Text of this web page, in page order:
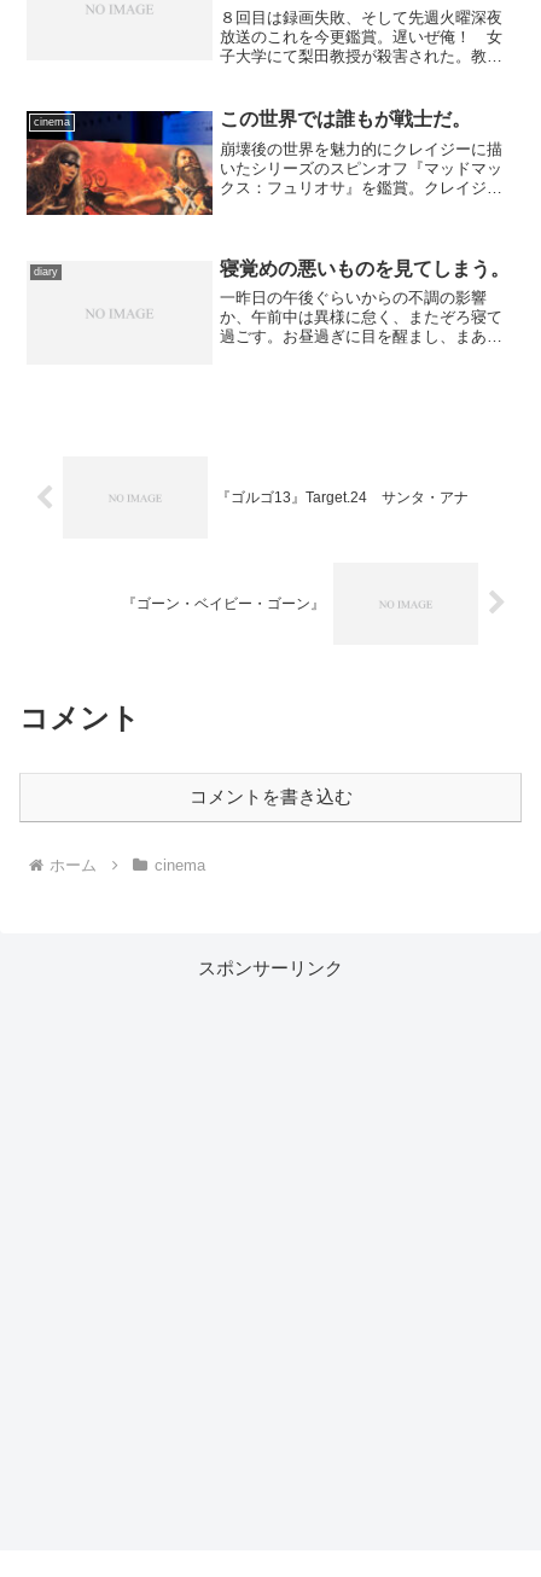
８回目は録画失敗、そして先週火曜深夜
放送のこれを今更鑑賞。遅いぜ俺！ 女
子大学にて梨田教授が殺害された。教え
舞(堀北真希)らが駆けつけるが、現場に遺
体はなく、発見された...
cinema この世界では誰もが戦士だ。
崩壊後の世界を魅力的にクレイジーに描
いたシリーズのスピンオフ『マッドマッ
クス：フュリオサ』を鑑賞。クレイジー
diary 寝覚めの悪いものを見てしまう。
一昨日の午後ぐらいからの不調の影響
か、午前中は異様に怠く、またぞろ寝て
過ごす。お昼過ぎに目を醒まし、まあと
『ゴルゴ13』Target.24 サンタ・アナ
『ゴーン・ベイビー・ゴーン』
コメント
コメントを書き込む
ホーム cinema
スポンサーリンク